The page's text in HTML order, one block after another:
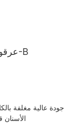
FG، FG XL، RA عرقوب الماس الأسنان بور-B